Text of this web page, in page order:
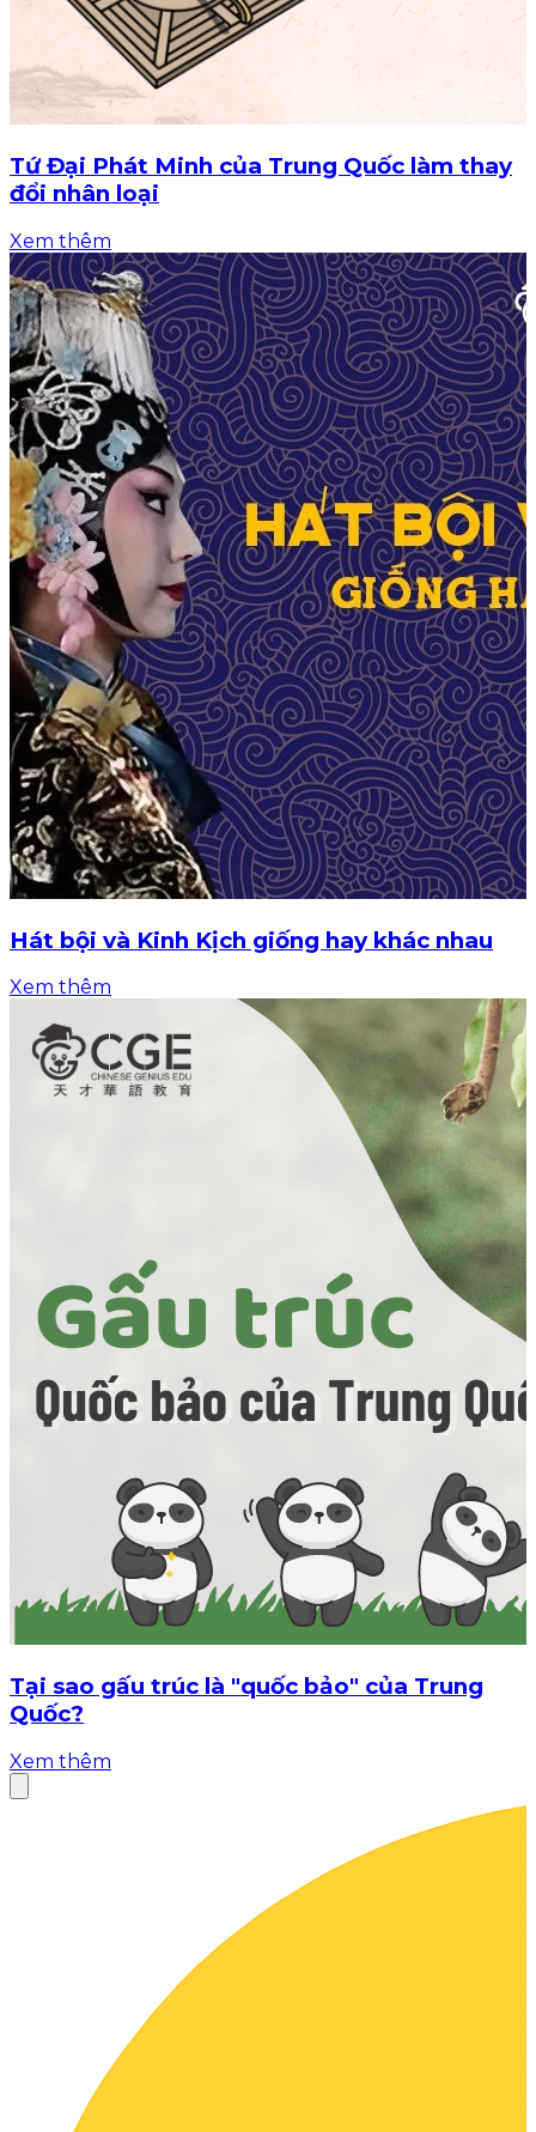
Tứ Đại Phát Minh của Trung Quốc làm thay
đổi nhân loại
Xem thêm
Hát bội và Kinh Kịch giống hay khác nhau
Xem thêm
Tại sao gấu trúc là "quốc bảo" của Trung
Quốc?
Xem thêm